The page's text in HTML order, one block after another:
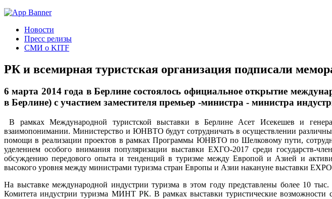
Новости
Пресс релизы
СМИ о KITF
РК и всемирная туристская организация подписали
6 марта 2014 года в Берлине состоялось официальное открытие
в Берлине) с участием заместителя премьер -министра - министра
В рамках Международной туристской выставки в Берлине Асет Исекешев и
взаимопонимании. Министерство и ЮНВТО будут сотрудничать в осуществлении
помощи в реализации проектов в рамках Программы ЮНВТО по Шелковому пути,
уделением особого внимания популяризации выставки ЕХГО-2017 среди государств-
обсуждению передового опыта и тенденций в туризме между Европой и Азией и
высокого уровня между министрами туризма стран Европы и Азии накануне выставки
На выставке международной индустрии туризма в этом году представлены более 10
Комитета индустрии туризма МИНТ РК. В рамках выставки туристические